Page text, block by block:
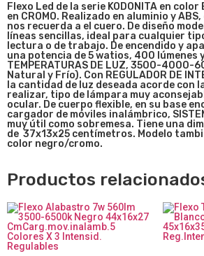
Flexo Led de la serie KODONITA en
en CROMO. Realizado en aluminio y
nos recuerda a el cuero. De diseño
líneas sencillas, ideal para cualquier
lectura o de trabajo. De encendido y
una potencia de 5 watios, 400 lúmenes
TEMPERATURAS DE LUZ, 3500-4000-
Natural y Frío). Con REGULADOR DE
la cantidad de luz deseada acorde con
realizar, tipo de lámpara muy
ocular. De cuerpo flexible, en su base
cargador de móviles inalámbrico,
muy útil como sobremesa. Tiene una
de 37x13x25 centímetros. Modelo
color negro/cromo.
Productos